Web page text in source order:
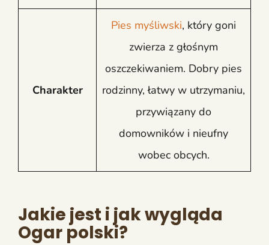
Charakter
Pies myśliwski, który goni
zwierza z głośnym
oszczekiwaniem. Dobry pies
rodzinny, łatwy w utrzymaniu,
przywiązany do
domowników i nieufny
wobec obcych.
Jakie jest i jak wygląda
Ogar polski?